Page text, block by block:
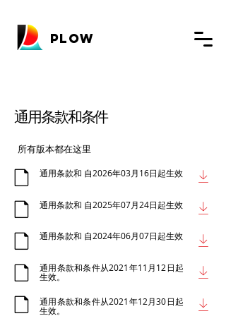
PLOW
通用条款和条件
所有版本都在这里
通用条款和 自2026年03月16日起生效
通用条款和 自2025年07月24日起生效
通用条款和 自2024年06月07日起生效
通用条款和条件从2021年11月12日起
生效。
通用条款和条件从2021年12月30日起
生效。